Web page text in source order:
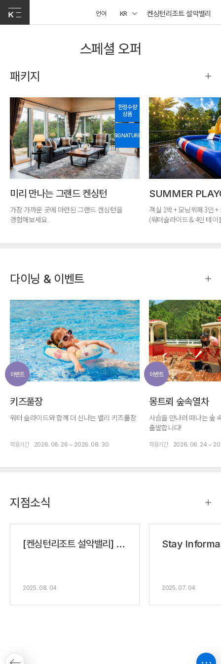
언어 KR 켄싱턴리조트 설악밸리
스페셜 오퍼
패키지
한정수량
상품
SIGNATURE
미리 만나는 그랜드 켄싱턴
가장 가까운 곳에 마련된 그랜드 켄싱턴을
경험해보세요.
SUMMER
객실 1박 + 모닝뷔페 3인
(워터슬라이드 & 4인 테이
다이닝 & 이벤트
이벤트
키즈풀장
워터 슬라이드와 함께 더 신나는 밸리 키즈풀장
적용기간 2026. 06. 26 ~ 2026. 08. 30
이벤트
몽트뢰 숲속열차
사슴을 만나러 떠나는 숲
출발합니다!
적용기간 2026. 06. 24 ~
지점소식
[켄싱턴리조트 설악밸리] 자주 묻는 질문
2025. 08. 04 2025. 07. 04